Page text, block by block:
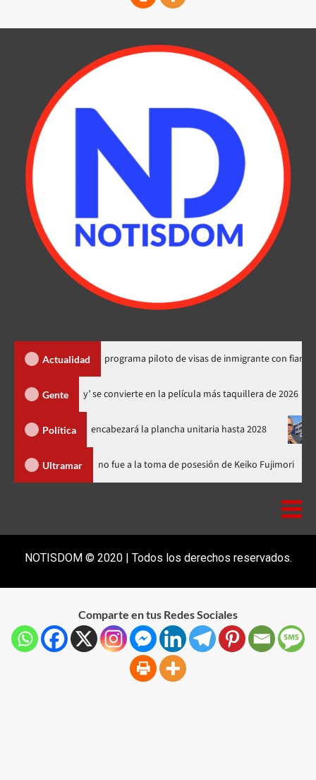
Actualidad
explica programa piloto de visas de inmigrante con fianza en RD
Gente
‘Spider-Man: Brand New Day’ se convierte en la película más
Política
PRM y encabezará la plancha unitaria hasta 2028 Carlos
Ultramar Luis Abinader no fue a la toma de posesión de Keiko
NOTISDOM © 2020 | Todos los derechos reservados.
Comparte en tus Redes Sociales